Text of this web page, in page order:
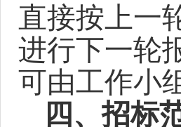
直接按上一
进行下一轮
可由工作小
四、招标